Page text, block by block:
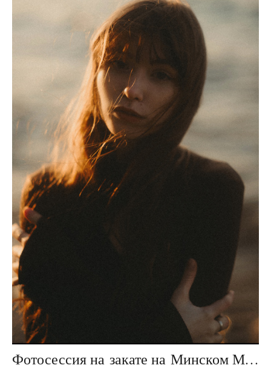
Фотосессия на закате на Минском Море